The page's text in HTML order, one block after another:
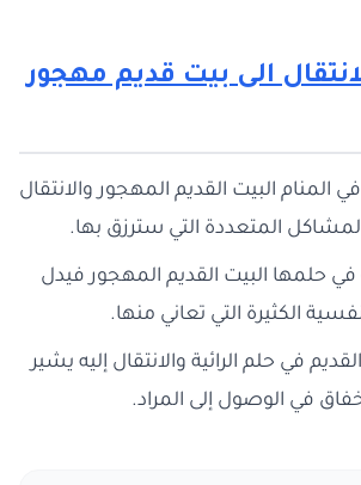
الى بيت قديم مهجور
المنام البيت القديم المهجور والانتقال
المتعددة التي سترزق بها.
في حلمها البيت القديم المهجور فيدل
الكثيرة التي تعاني منها.
في حلم الرائية والانتقال إليه يشير
في الوصول إلى المراد.